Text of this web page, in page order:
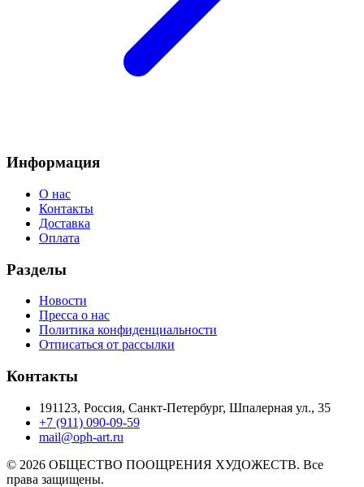
Информация
О нас
Контакты
Доставка
Оплата
Разделы
Новости
Пресса о нас
Политика конфиденциальности
Отписаться от рассылки
Контакты
191123, Россия, Санкт-Петербург, Шпалерная ул., 35
+7 (911) 090-09-59
mail@oph-art.ru
© 2026 ОБЩЕСТВО ПООЩРЕНИЯ ХУДОЖЕСТВ. Все
права защищены.